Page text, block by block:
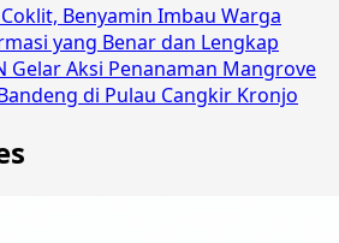
Benyamin Imbau Warga
yang Benar dan Lengkap
Gelar Aksi Penanaman Mangrove
di Pulau Cangkir Kronjo